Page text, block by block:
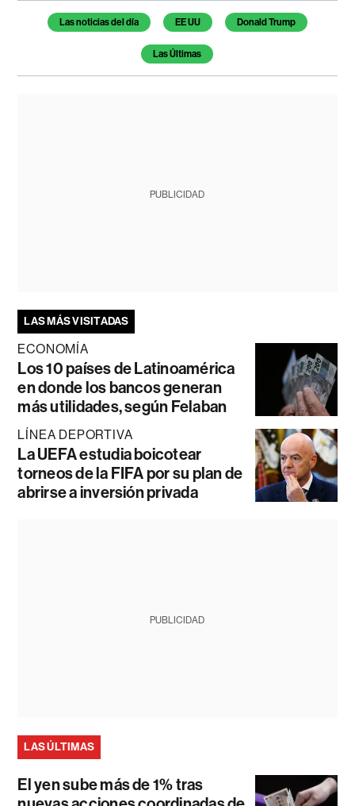
Temas de este artículo
Las noticias del día EE UU Donald Trump
Las Últimas
PUBLICIDAD
LAS MÁS VISITADAS
ECONOMÍA
Los 10 países de Latinoamérica
en donde los bancos generan
más utilidades, según Felaban
LÍNEA DEPORTIVA
La UEFA estudia boicotear
torneos de la FIFA por su plan de
abrirse a inversión privada
PUBLICIDAD
LAS ÚLTIMAS
El yen sube más de 1% tras